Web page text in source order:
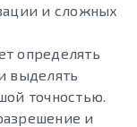
и сложных
определять
выделять
точностью.
и